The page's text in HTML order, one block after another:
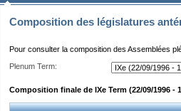
Composition des législatures
Pour consulter la composition des Assemblées
Plenum Term:
Composition finale de IXe Term (22/09/1996 -